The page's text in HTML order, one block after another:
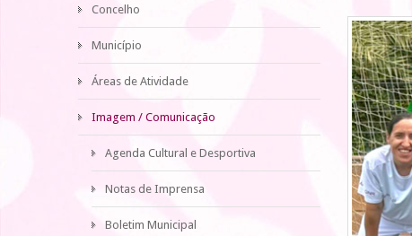
Concelho
Município
Áreas de Atividade
Imagem / Comunicação
Agenda Cultural e Desportiva
Notas de Imprensa
Boletim Municipal